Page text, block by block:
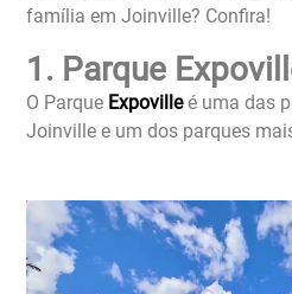
família em Joinville? Confira!
1. Parque
O Parque Expovilleé uma das
Joinville e um dos parques